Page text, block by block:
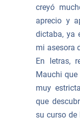
creyó
aprecio y
dictaba, ya
mi asesora
En letras,
Mauchi que
muy
que
su curso de